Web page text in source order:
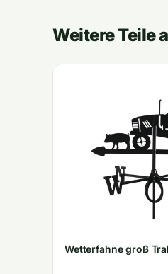
Weitere Teile
Wetterfahne groß